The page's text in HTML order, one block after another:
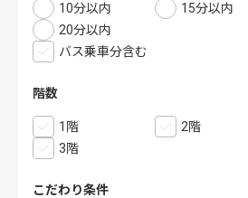
10分以内
15分以内
20分以内
バス乗車分含む
階数
1階
2階
3階
こだわり条件